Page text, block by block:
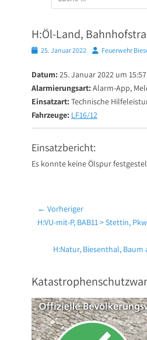
nach:
H:Öl-Land,
Posted25. Januar 2022 AutorFeuerwehr
Datum: 25. Januar 2022 um
Alarmierungsart: Alarm-App,
Einsatzart: Technische
Fahrzeuge: LF16/12
Einsatzbericht:
Es konnte keine Ölspur
Beitragsnavigation
← Vorheriger
Vorheriger
H:VU-mit-P, BAB11 > Stettin,
NächsterH:Natur, Biesenthal, Baum